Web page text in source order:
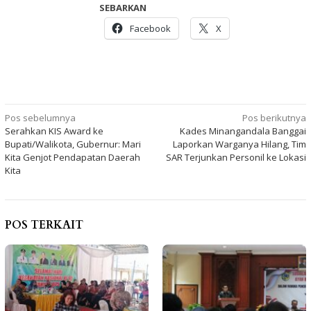
SEBARKAN
Facebook
X
Navigasi
pos
Pos sebelumnya
Serahkan KIS Award ke
Bupati/Walikota, Gubernur: Mari
Kita Genjot Pendapatan Daerah
Kita
Pos berikutnya
Kades Minangandala Banggai
Laporkan Warganya Hilang, Tim
SAR Terjunkan Personil ke Lokasi
POS TERKAIT